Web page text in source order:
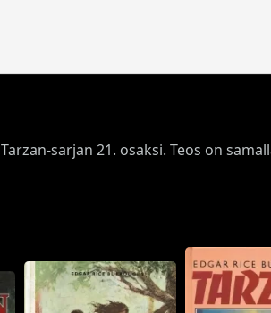
Tarzan-sarjan 21. osaksi. Teos on